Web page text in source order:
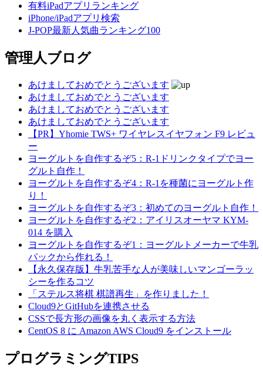
有料iPadアプリランキング
iPhone/iPadアプリ検索
J-POP最新人気曲ランキング100
管理人ブログ
あけましておめでとうございます
あけましておめでとうございます
あけましておめでとうございます
あけましておめでとうございます
【PR】Yhomie TWS+ ワイヤレスイヤフォン F9 レビュ
ー
ヨーグルトを自作するぞ5：R-1ドリンクタイプでヨー
グルト自作！
ヨーグルトを自作するぞ4：R-1を種菌にヨーグルト作
り！
ヨーグルトを自作するぞ3：初めてのヨーグルト自作！
ヨーグルトを自作するぞ2：アイリスオーヤマ KYM-
014 を購入
ヨーグルトを自作するぞ1：ヨーグルトメーカーで牛乳
パックから作れる！
【永久保存版】牛乳苦手な人が美味しいマンゴーラッ
シーを作るコツ
「ステルス将棋 棋譜再生」を作りました！
Cloud9とGitHubを連携させる
CSSで長方形の画像を丸く表示する方法
CentOS 8 に Amazon AWS Cloud9 をインストール
プログラミングTIPS